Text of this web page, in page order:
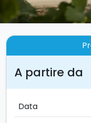
A partire da
Data